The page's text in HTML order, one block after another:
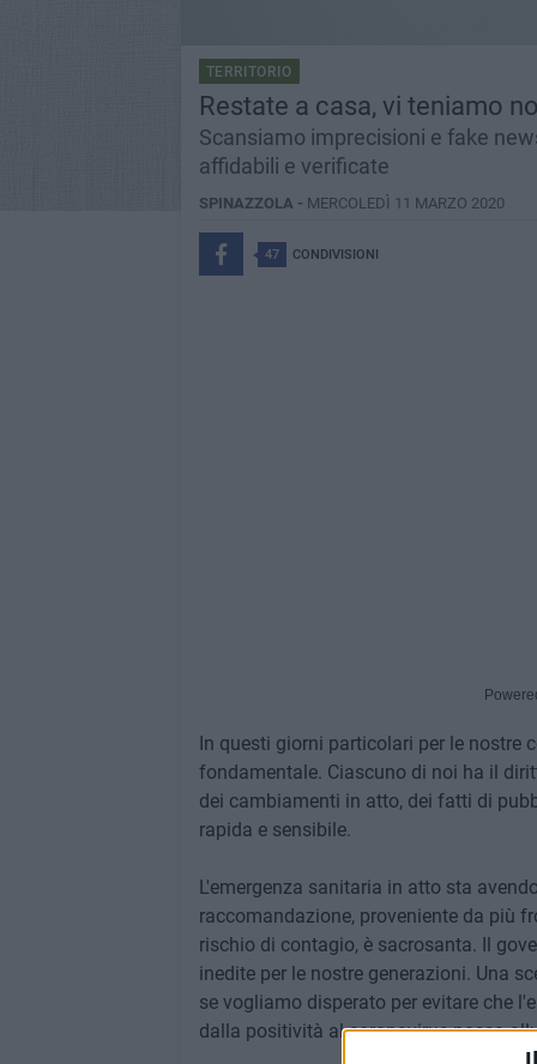
TERRITORIO
Restate a casa, vi teniamo
Scansiamo imprecisioni e fake
affidabili e verificate
SPINAZZOLA - MERCOLEDÌ 11 MARZO 2020
47 CONDIVISIONI
In questi giorni particolari per le nostre
fondamentale. Ciascuno di noi ha il
dei cambiamenti in atto, dei fatti di
rapida e sensibile.
L'emergenza sanitaria in atto sta
raccomandazione, proveniente da più
rischio di contagio, è sacrosanta. Il
inedite per le nostre generazioni. Una
se vogliamo disperato per evitare che
dalla positività al coronavirus possa